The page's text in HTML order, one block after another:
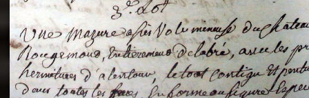
"l'an mil six cent soixante treze le ving neuvième jour du mois de
nommé fut présent Messire Claude Guillaume de Moyriat chevalier baron
vend, purement simplement et irrevocablement a monseigneur monsieur
et chavannes conseiller du roy au parlement de Bourgogne, present et
que le dit seigneur Baron de la Vellière a sur ses hommes, indivisables et
de la Velliere tout ainsi et comme le dit seigneur Baron et ses